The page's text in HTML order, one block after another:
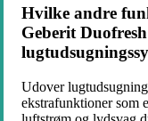
Hvilke andre
Geberit
Udover
ekstrafunktioner som